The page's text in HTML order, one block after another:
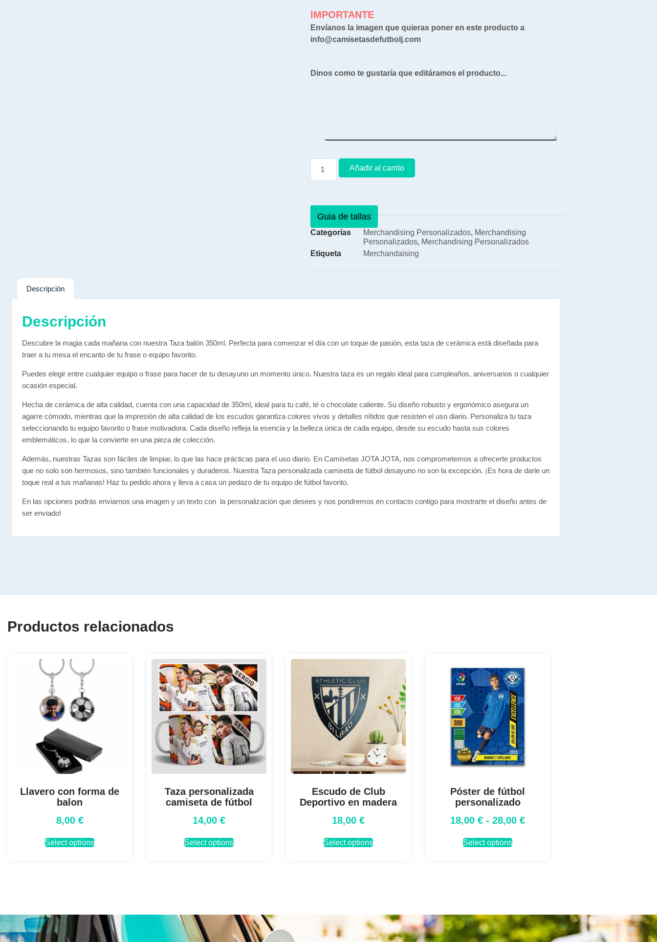
IMPORTANTE
Envíanos la imagen que quieras poner en este producto a
info@camisetasdefutbolj.com
Dinos como te gustaría que editáramos el producto...
Añadir al carrito
Guia de tallas
Categorías Merchandising Personalizados, Merchandising
Personalizados, Merchandising Personalizados
Etiqueta
Merchandaising
Descripción
Descripción
Descubre la magia cada mañana con nuestra Taza balón 350ml. Perfecta para comenzar el día con un toque de pasión, esta taza de cerámica está diseñada para
traer a tu mesa el encanto de tu frase o equipo favorito.
Puedes elegir entre cualquier equipo o frase para hacer de tu desayuno un momento único. Nuestra taza es un regalo ideal para cumpleaños, aniversarios o cualquier
ocasión especial.
Hecha de cerámica de alta calidad, cuenta con una capacidad de 350ml, ideal para tu café, té o chocolate caliente. Su diseño robusto y ergonómico asegura un
agarre cómodo, mientras que la impresión de alta calidad de los escudos garantiza colores vivos y detalles nítidos que resisten el uso diario. Personaliza tu taza
seleccionando tu equipo favorito o frase motivadora. Cada diseño refleja la esencia y la belleza única de cada equipo, desde su escudo hasta sus colores
emblemáticos, lo que la convierte en una pieza de colección.
Además, nuestras Tazas son fáciles de limpiar, lo que las hace prácticas para el uso diario. En Camisetas JOTA JOTA, nos comprometemos a ofrecerte productos
que no solo son hermosos, sino también funcionales y duraderos. Nuestra Taza personalizada camiseta de fútbol desayuno no son la excepción. ¡Es hora de darle un
toque real a tus mañanas! Haz tu pedido ahora y lleva a casa un pedazo de tu equipo de fútbol favorito.
En las opciones podrás enviarnos una imagen y un texto con la personalización que desees y nos pondremos en contacto contigo para mostrarte el diseño antes de
ser enviado!
Productos relacionados
Llavero con forma de
balon
8,00 €
Select options
Taza personalizada
camiseta de fútbol
14,00 €
Select options
Escudo de Club
Deportivo en madera
18,00 €
Select options
Póster de fútbol
personalizado
18,00 € - 28,00 €
Select options